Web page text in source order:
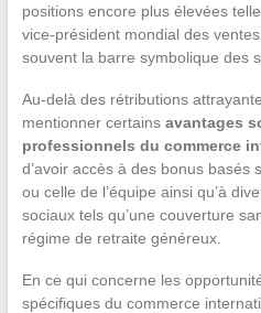
positions encore plus élevées
vice-président mondial des
souvent la barre symbolique des
Au-delà des rétributions
mentionner certains avantages
professionnels du commerce
d’avoir accès à des bonus basés
ou celle de l’équipe ainsi qu’à
sociaux tels qu’une couverture
régime de retraite généreux.
En ce qui concerne les
spécifiques du commerce